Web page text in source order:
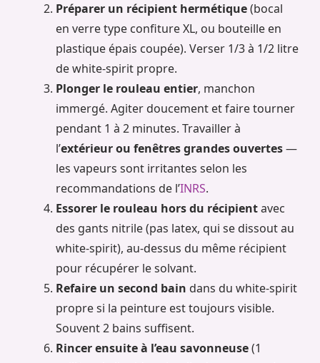
Préparer un récipient hermétique(bocal
en verre type confiture XL, ou bouteille en
plastique épais coupée). Verser 1/3 à 1/2 litre
de white-spirit propre.
Plonger le rouleau entier, manchon
immergé. Agiter doucement et faire tourner
pendant 1 à 2 minutes. Travailler à
l’extérieur ou fenêtres grandes ouvertes—
les vapeurs sont irritantes selon les
recommandations de l’INRS.
Essorer le rouleau hors du récipientavec
des gants nitrile (pas latex, qui se dissout au
white-spirit), au-dessus du même récipient
pour récupérer le solvant.
Refaire un second bain dans du white-spirit
propre si la peinture est toujours visible.
Souvent 2 bains suffisent.
Rincer ensuite à l’eau savonneuse(1